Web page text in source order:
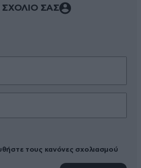
ΣΑΣ
τους κανόνες σχολιασμού